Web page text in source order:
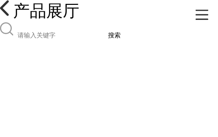
产品展厅
搜索